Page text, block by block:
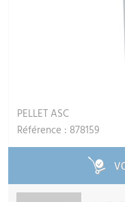
PELLET ASC
Référence : 878159